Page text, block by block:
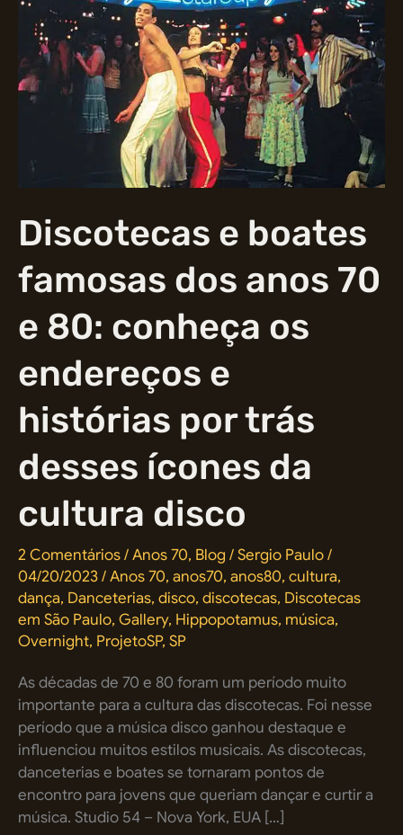
Discotecas e boates
famosas dos anos 70
e 80: conheça os
endereços e
histórias por trás
desses ícones da
cultura disco
2 Comentários/Anos 70, Blog /Sergio Paulo/
04/20/2023/Anos 70, anos70, anos80, cultura,
dança, Danceterias, disco, discotecas, Discotecas
em São Paulo, Gallery, Hippopotamus, música,
Overnight, ProjetoSP, SP
As décadas de 70 e 80 foram um período muito
importante para a cultura das discotecas. Foi nesse
período que a música disco ganhou destaque e
influenciou muitos estilos musicais. As discotecas,
danceterias e boates se tornaram pontos de
encontro para jovens que queriam dançar e curtir a
música. Studio 54 – Nova York, EUA […]